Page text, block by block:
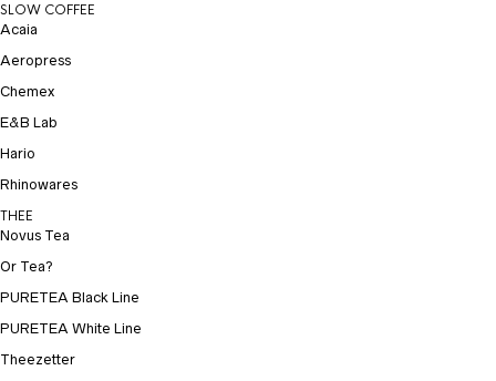
SLOW COFFEE
Acaia
Aeropress
Chemex
E&B Lab
Hario
Rhinowares
THEE
Novus Tea
Or Tea?
PURETEA Black Line
PURETEA White Line
Theezetter